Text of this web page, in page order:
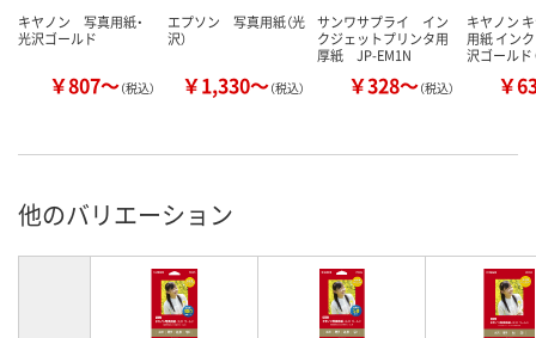
キヤノン 写真用紙・
光沢ゴールド
￥807～（税込）
エプソン 写真用紙（光
沢）
￥1,330～（税込）
サンワサプライ イン
クジェットプリンタ用
厚紙 JP-EM1N
￥328～（税込）
キヤノン
用紙 イン
沢ゴール
￥
他のバリエーション